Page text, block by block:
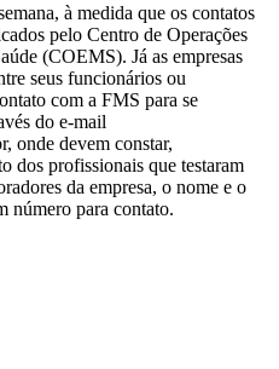
à medida que os contatos
pelo Centro de Operações
(COEMS). Já as empresas
seus funcionários ou
com a FMS para se
do e-mail
onde devem constar,
dos profissionais que testaram
da empresa, o nome e o
número para contato.